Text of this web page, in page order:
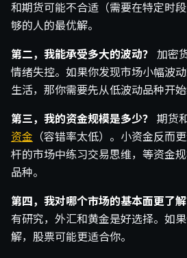
和期货可能不合适（需要在特定时
够的人的最优解。
第二，我能承受多大的波动？
加密
情绪失控。如果你发现市场小幅波
生活，那你需要先从低波动品种开始
第三，我的资金规模是多少？ 期货
资金 （容错率太低）。小资金反而
杆的市场中练习交易思维，等资金
品种。
第四，我对哪个市场的基本面更了解
有研究，外汇和黄金是好选择。如
解，股票可能更适合你。